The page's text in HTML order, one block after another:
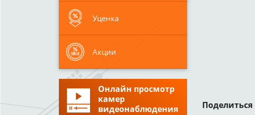
Уценка
Акции
Онлайн просмотр
камер
видеонаблюдения
Поделиться